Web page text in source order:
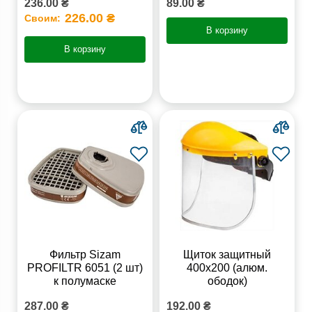
236.00 ₴
Своим: 226.00 ₴
В корзину
89.00 ₴
В корзину
Фильтр Sizam
PROFILTR 6051 (2 шт)
к полумаске
287.00 ₴
Щиток защитный
400х200 (алюм.
ободок)
192.00 ₴